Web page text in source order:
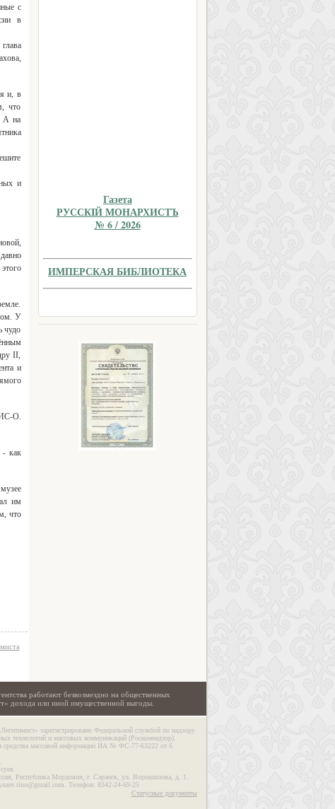
с
в
и, в
что
А на
и
У
чудо
II,
и
О.
- как
им
что
Газета
РУССКIЙ МОНАРХИСТЪ
№ 6 / 2026
ИМПЕРСКАЯ БИБЛИОТЕКА
работают безвозмездно на общественных
дохода или иной имущественной выгоды.
зарегистрировано Федеральной службой по надзору
технологий и массовых коммуникаций (Роскомнадзор).
средства массовой информации ИА № ФС-77-63222 от 6
Республика Мордовия, г. Саранск, ул. Ворошилова, д. 1.
Телефон: 8342-24-69-25
Статусные документы